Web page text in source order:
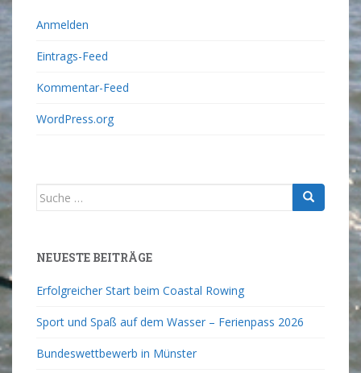
Anmelden
Eintrags-Feed
Kommentar-Feed
WordPress.org
NEUESTE BEITRÄGE
Erfolgreicher Start beim Coastal Rowing
Sport und Spaß auf dem Wasser – Ferienpass 2026
Bundeswettbewerb in Münster